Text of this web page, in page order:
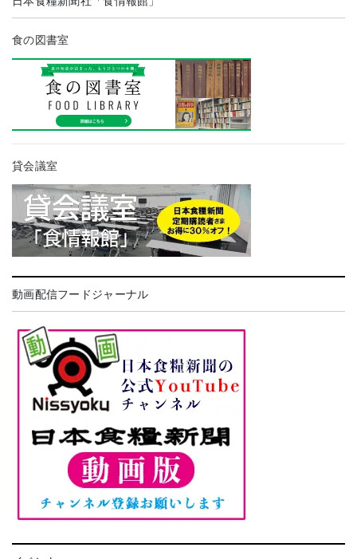
食の図書室
貸会議室
動画配信フードジャーナル